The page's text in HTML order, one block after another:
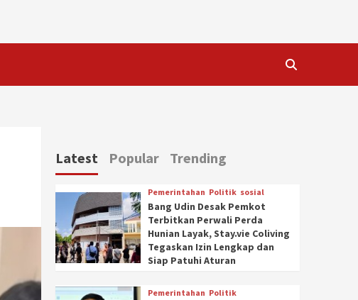
Latest Popular Trending
Pemerintahan Politik sosial
Bang Udin Desak Pemkot
Terbitkan Perwali Perda
Hunian Layak, Stay.vie Coliving
Tegaskan Izin Lengkap dan
Siap Patuhi Aturan
Pemerintahan Politik